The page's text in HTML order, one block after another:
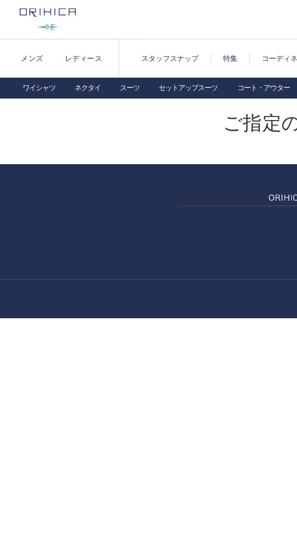
メンズ レディース スタッフスナップ 特集 コーディ
ワイシャツ ネクタイ スーツ セットアップスーツ コート・アウター
ご指定